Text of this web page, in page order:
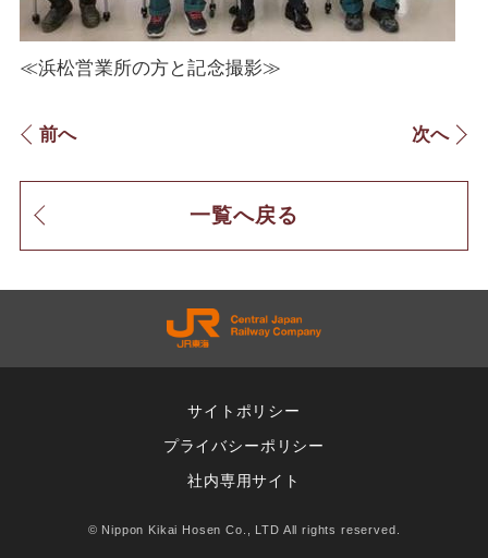
≪浜松営業所の方と記念撮影≫
前へ 次へ
一覧へ戻る
サイトポリシー
プライバシーポリシー
社内専用サイト
© Nippon Kikai Hosen Co., LTD All rights reserved.